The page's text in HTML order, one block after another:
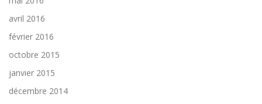
avril 2016
février 2016
octobre 2015
janvier 2015
décembre 2014